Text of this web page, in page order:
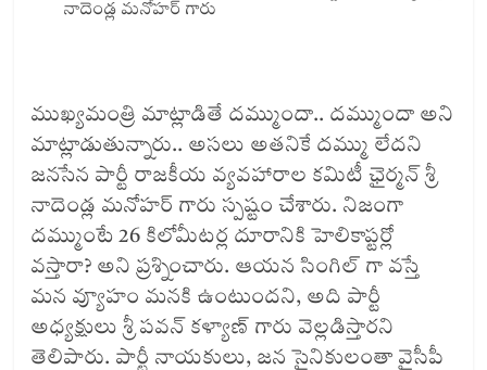
నాదెండ్ల మనోహర్ గారు
ముఖ్యమంత్రి మాట్లాడితే దమ్ముందా.. దమ్ముందా అని
మాట్లాడుతున్నారు.. అసలు అతనికే దమ్ము లేదని
జనసేన పార్టీ రాజకీయ వ్యవహారాల కమిటీ ఛైర్మన్ శ్రీ
నాదెండ్ల మనోహర్ గారు స్పష్టం చేశారు. నిజంగా
దమ్ముంటే 26 కిలోమీటర్ల దూరానికి హెలికాప్టర్లో
వస్తారా? అని ప్రశ్నించారు. ఆయన సింగిల్ గా వస్తే
మన వ్యూహం మనకి ఉంటుందని, అది పార్టీ
అధ్యక్షులు శ్రీ పవన్ కళ్యాణ్ గారు వెల్లడిస్తారని
తెలిపారు. పార్టీ నాయకులు, జన సైనికులంతా వైసీపీ